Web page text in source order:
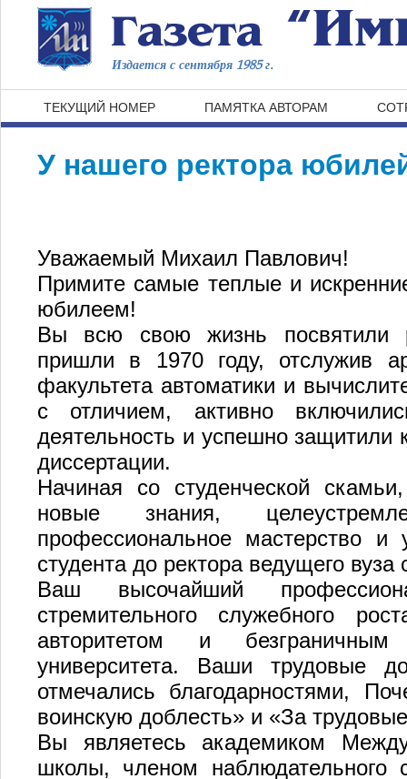
Издается с сентября 1985 г.
ТЕКУЩИЙ НОМЕР ПАМЯТКА АВТОРАМ
У нашего ректора
Уважаемый Михаил Павлович!
Примите самые теплые и
юбилеем!
Вы всю свою жизнь посвятили
пришли в 1970 году, отслужив
факультета автоматики и
с отличием, активно
деятельность и успешно защитили
диссертации.
Начиная со студенческой
новые знания,
профессиональное мастерство
студента до ректора ведущего вуза
Ваш высочайший
стремительного служебного
авторитетом и
университета. Ваши трудовые
отмечались благодарностями,
воинскую доблесть» и «За
Вы являетесь академиком
школы, членом наблюдательного